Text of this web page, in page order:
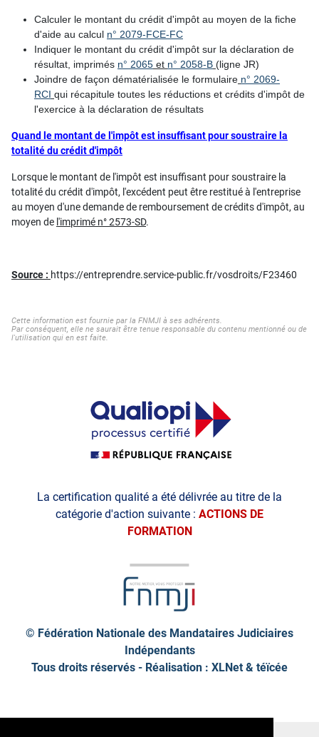
Calculer le montant du crédit d'impôt au moyen de la fiche
d'aide au calcul n° 2079-FCE-FC
Indiquer le montant du crédit d'impôt sur la déclaration de
résultat, imprimés n° 2065 et n° 2058-B (ligne JR)
Joindre de façon dématérialisée le formulaire n° 2069-
RCI qui récapitule toutes les réductions et crédits d'impôt de
l'exercice à la déclaration de résultats
Quand le montant de l'impôt est insuffisant pour soustraire la
totalité du crédit d'impôt
Lorsque le montant de l'impôt est insuffisant pour soustraire la
totalité du crédit d'impôt, l'excédent peut être restitué à l'entreprise
au moyen d'une demande de remboursement de crédits d'impôt, au
moyen de l'imprimé n° 2573-SD.
Source : https://entreprendre.service-public.fr/vosdroits/F23460
Cette information est fournie par la FNMJI à ses adhérents.
Par conséquent, elle ne saurait être tenue responsable du contenu mentionné ou de
l'utilisation qui en est faite.
La certification qualité a été délivrée au titre de la
catégorie d'action suivante : ACTIONS DE
FORMATION
© Fédération Nationale des Mandataires Judiciaires
Indépendants
Tous droits réservés - Réalisation : XLNet & téïcée